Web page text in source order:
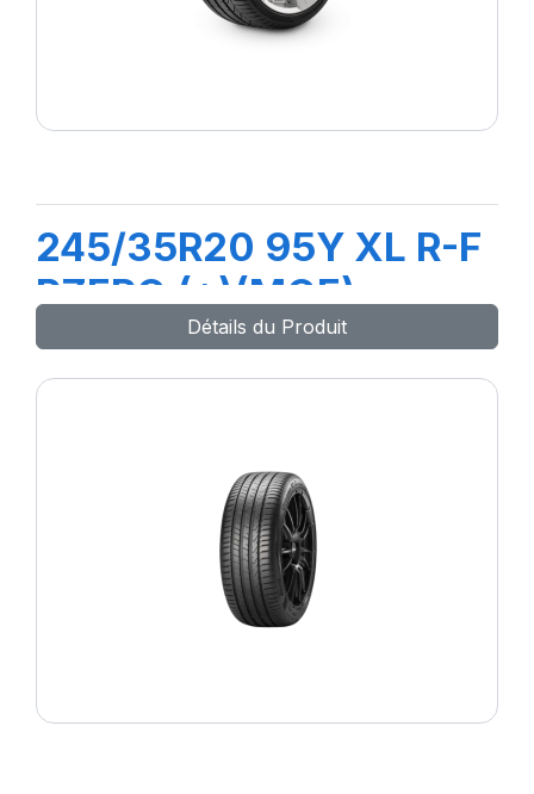
245/35R20 95Y XL R-F
PZERO (*)(MOE)
Détails du Produit